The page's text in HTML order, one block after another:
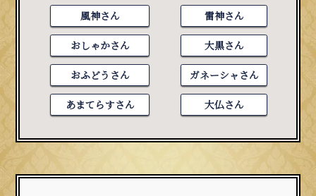
風神さん
おしゃかさん
おふどうさん
あまてらすさん
雷神さん
大黒さん
ガネーシャさん
大仏さん